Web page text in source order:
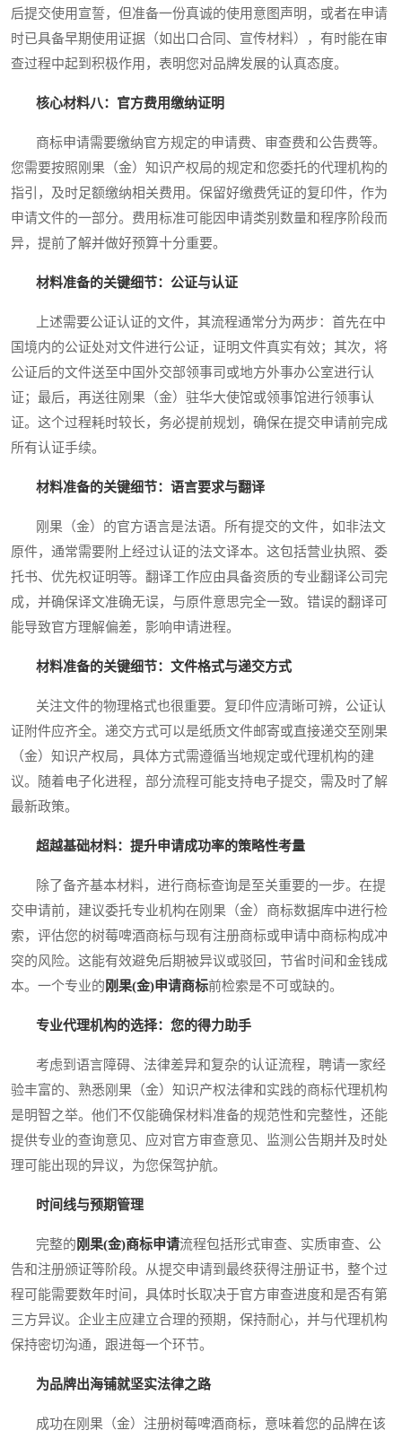
后提交使用宣誓，但准备一份真诚的使用意图声明，或者在申请
时已具备早期使用证据（如出口合同、宣传材料），有时能在审
查过程中起到积极作用，表明您对品牌发展的认真态度。
核心材料八：官方费用缴纳证明
商标申请需要缴纳官方规定的申请费、审查费和公告费等。
您需要按照刚果（金）知识产权局的规定和您委托的代理机构的
指引，及时足额缴纳相关费用。保留好缴费凭证的复印件，作为
申请文件的一部分。费用标准可能因申请类别数量和程序阶段而
异，提前了解并做好预算十分重要。
材料准备的关键细节：公证与认证
上述需要公证认证的文件，其流程通常分为两步：首先在中
国境内的公证处对文件进行公证，证明文件真实有效；其次，将
公证后的文件送至中国外交部领事司或地方外事办公室进行认
证；最后，再送往刚果（金）驻华大使馆或领事馆进行领事认
证。这个过程耗时较长，务必提前规划，确保在提交申请前完成
所有认证手续。
材料准备的关键细节：语言要求与翻译
刚果（金）的官方语言是法语。所有提交的文件，如非法文
原件，通常需要附上经过认证的法文译本。这包括营业执照、委
托书、优先权证明等。翻译工作应由具备资质的专业翻译公司完
成，并确保译文准确无误，与原件意思完全一致。错误的翻译可
能导致官方理解偏差，影响申请进程。
材料准备的关键细节：文件格式与递交方式
关注文件的物理格式也很重要。复印件应清晰可辨，公证认
证附件应齐全。递交方式可以是纸质文件邮寄或直接递交至刚果
（金）知识产权局，具体方式需遵循当地规定或代理机构的建
议。随着电子化进程，部分流程可能支持电子提交，需及时了解
最新政策。
超越基础材料：提升申请成功率的策略性考量
除了备齐基本材料，进行商标查询是至关重要的一步。在提
交申请前，建议委托专业机构在刚果（金）商标数据库中进行检
索，评估您的树莓啤酒商标与现有注册商标或申请中商标构成冲
突的风险。这能有效避免后期被异议或驳回，节省时间和金钱成
本。一个专业的 刚果(金)申请商标前检索是不可或缺的。
专业代理机构的选择：您的得力助手
考虑到语言障碍、法律差异和复杂的认证流程，聘请一家经
验丰富的、熟悉刚果（金）知识产权法律和实践的商标代理机构
是明智之举。他们不仅能确保材料准备的规范性和完整性，还能
提供专业的查询意见、应对官方审查意见、监测公告期并及时处
理可能出现的异议，为您保驾护航。
时间线与预期管理
完整的 刚果(金)商标申请流程包括形式审查、实质审查、公
告和注册颁证等阶段。从提交申请到最终获得注册证书，整个过
程可能需要数年时间，具体时长取决于官方审查进度和是否有第
三方异议。企业主应建立合理的预期，保持耐心，并与代理机构
保持密切沟通，跟进每一个环节。
为品牌出海铺就坚实法律之路
成功在刚果（金）注册树莓啤酒商标，意味着您的品牌在该